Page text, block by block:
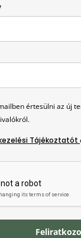
értesülni az új
Tájékoztatót